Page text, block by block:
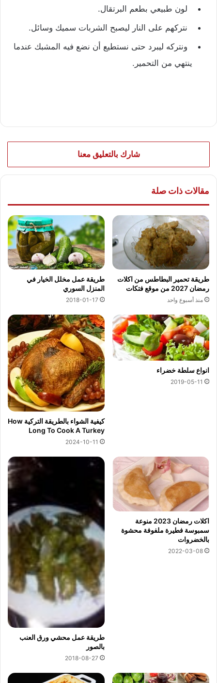
لون طبيعي بطعم البرتقال.
نتركهم على النار ليصبح الشربات سميك وسائل.
ونتركه ليبرد حتى نستطيع أن نضع فيه المشبك عندما
ينتهي من التحمير.
شارك بالتعليق معنا
مقالات ذات صلة
طريقة تحمير البطاطس من اكلات
رمضان 2027 من موقع فتكات
منذ أسبوع واحد
طريقة عمل مخلل الخيار في
المنزل السوري
2018-01-17
انواع سلطة خضراء
2019-05-11
كيفية الشواء بالطريقة التركية How
Long To Cook A Turkey
2024-10-11
اكلات رمضان 2023 منوعة
سمبوسة فطيرة ملفوفة محشوة
بالخضروات
2022-03-08
طريقة عمل محشي ورق العنب
بالصور
2018-08-27